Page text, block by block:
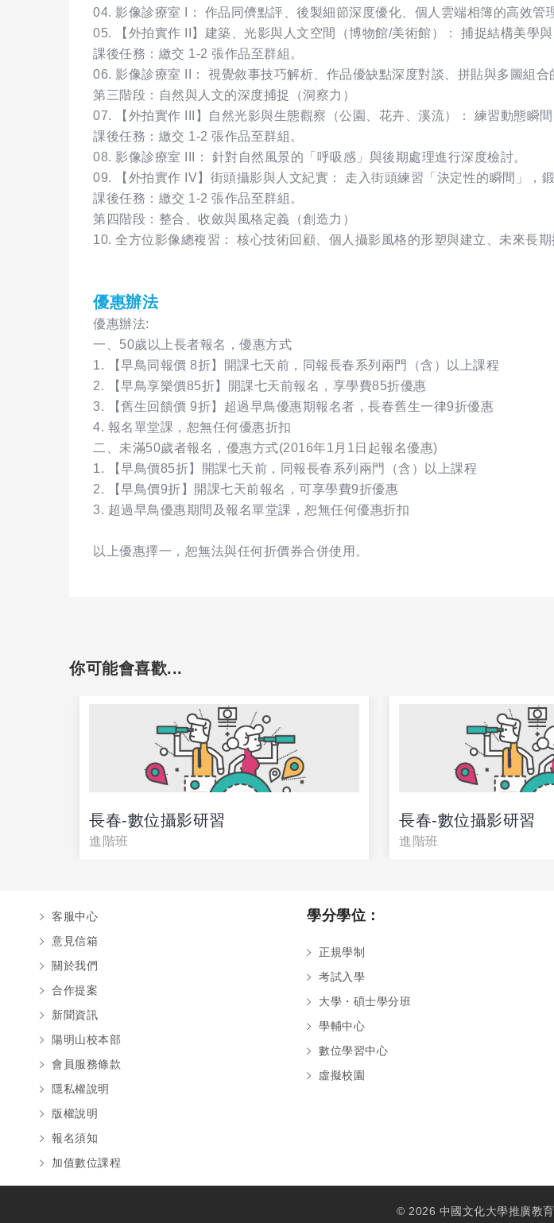
​04. 影像診療室 I： 作品同儕點評、後製細節深度優化、個人雲端相簿的高效管
​05. 【外拍實作 II】建築、光影與人文空間（博物館/美術館）： 捕捉結構美學
​課後任務：繳交 1-2 張作品至群組。
​06. 影像診療室 II： 視覺敘事技巧解析、作品優缺點深度對談、拼貼與多圖組合
​第三階段：自然與人文的深度捕捉（洞察力）
​07. 【外拍實作 III】自然光影與生態觀察（公園、花卉、溪流）： 練習動態瞬
​課後任務：繳交 1-2 張作品至群組。
​08. 影像診療室 III： 針對自然風景的「呼吸感」與後期處理進行深度檢討。
​09. 【外拍實作 IV】街頭攝影與人文紀實： 走入街頭練習「決定性的瞬間」，
​課後任務：繳交 1-2 張作品至群組。
​第四階段：整合、收斂與風格定義（創造力）
​10. 全方位影像總複習： 核心技術回顧、個人攝影風格的形塑與建立、未來長期
優惠辦法
優惠辦法:
一、50歲以上長者報名，優惠方式
1. 【早鳥同報價 8折】開課七天前，同報長春系列兩門（含）以上課程
2. 【早鳥享樂價85折】開課七天前報名，享學費85折優惠
3. 【舊生回饋價 9折】超過早鳥優惠期報名者，長春舊生一律9折優惠
4. 報名單堂課，恕無任何優惠折扣
二、未滿50歲者報名，優惠方式(2016年1月1日起報名優惠)
1. 【早鳥價85折】開課七天前，同報長春系列兩門（含）以上課程
2. 【早鳥價9折】開課七天前報名，可享學費9折優惠
3. 超過早鳥優惠期間及報名單堂課，恕無任何優惠折扣
以上優惠擇一，恕無法與任何折價券合併使用。
你可能會喜歡...
長春-數位攝影研習
進階班
長春-數位攝影研習
進階班
客服中心
意見信箱
關於我們
合作提案
新聞資訊
陽明山校本部
會員服務條款
隱私權說明
版權說明
報名須知
加值數位課程
學分學位：
正規學制
考試入學
大學・碩士學分班
學輔中心
數位學習中心
虛擬校園
© 2026 中國文化大學推廣教